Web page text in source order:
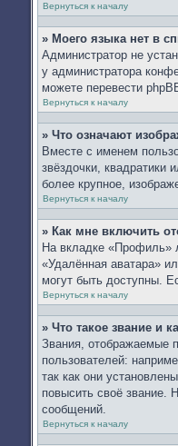
Вернуться к началу
» Моего языка нет в
Администратор не
у администратора
можете перевести
Вернуться к началу
» Что означают
Вместе с именем
звёздочки, квадратики
более крупное,
Вернуться к началу
» Как мне включить
На вкладке «Профиль»
«Удалённая аватара»
могут быть доступны.
Вернуться к началу
» Что такое звание и
Звания, отображаемые
пользователей:
так как они
повысить своё звание.
сообщений.
Вернуться к началу